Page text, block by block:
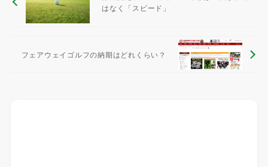
はなく「スピード」
フェアウェイゴルフの納期はどれくらい？